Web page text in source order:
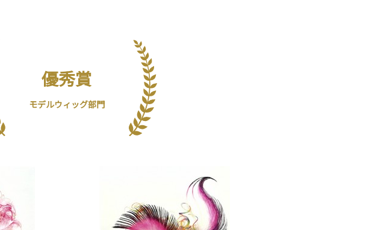
優秀賞
モデルウィッグ部門